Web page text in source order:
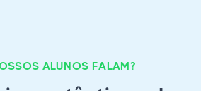
ALUNOS FALAM?